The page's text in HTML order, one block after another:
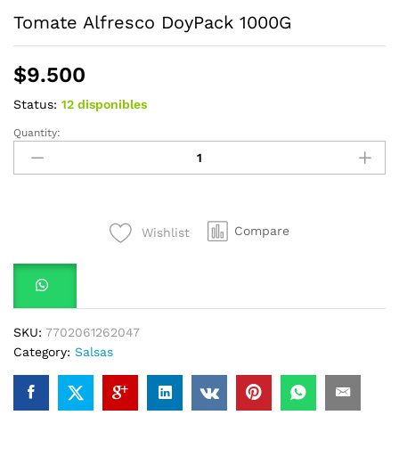
Tomate Alfresco DoyPack 1000G
$9.500
Status: 12 disponibles
Tomate
Alfresco
DoyPack
Quantity:
Wishlist Compare
SKU: 7702061262047
Category: Salsas